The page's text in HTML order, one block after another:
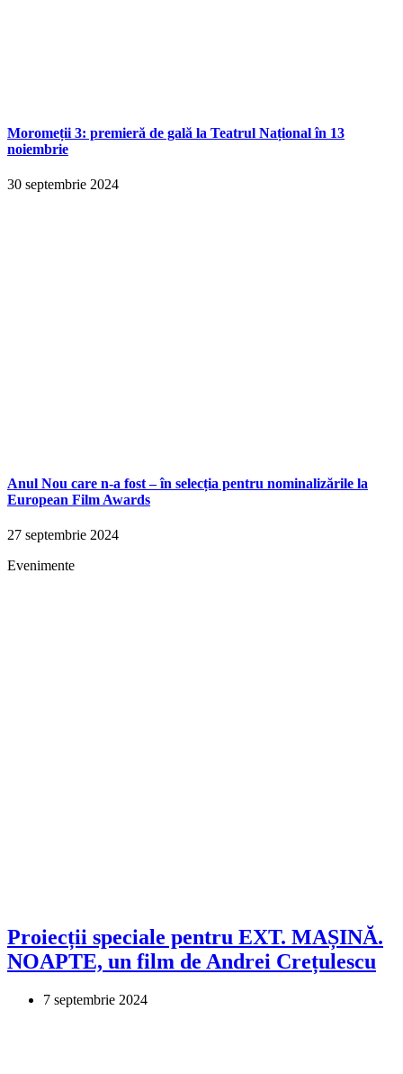
Moromeții 3: premieră de gală la Teatrul Național în 13
noiembrie
30 septembrie 2024
Anul Nou care n-a fost – în selecția pentru nominalizările la
European Film Awards
27 septembrie 2024
Evenimente
Proiecții speciale pentru EXT. MAȘINĂ.
NOAPTE, un film de Andrei Crețulescu
7 septembrie 2024